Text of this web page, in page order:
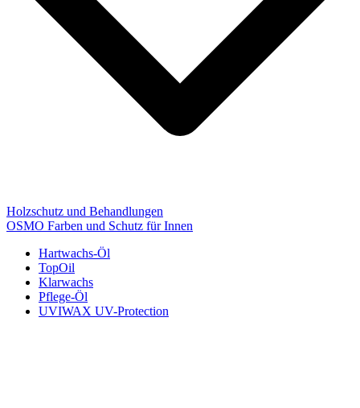
Holzschutz und Behandlungen
OSMO Farben und Schutz für Innen
Hartwachs-Öl
TopOil
Klarwachs
Pflege-Öl
UVIWAX UV-Protection